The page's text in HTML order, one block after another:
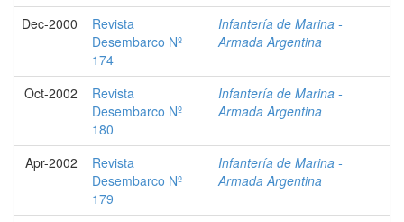
Dec-2000
Revista
Desembarco Nº
174
Infantería de Marina -
Armada Argentina
Oct-2002
Revista
Desembarco Nº
180
Infantería de Marina -
Armada Argentina
Apr-2002
Revista
Desembarco Nº
179
Infantería de Marina -
Armada Argentina